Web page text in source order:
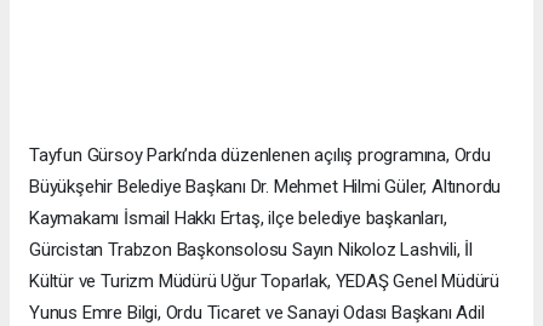
Tayfun Gürsoy Parkı’nda düzenlenen açılış programına, Ordu
Büyükşehir Belediye Başkanı Dr. Mehmet Hilmi Güler, Altınordu
Kaymakamı İsmail Hakkı Ertaş, ilçe belediye başkanları,
Gürcistan Trabzon Başkonsolosu Sayın Nikoloz Lashvili, İl
Kültür ve Turizm Müdürü Uğur Toparlak, YEDAŞ Genel Müdürü
Yunus Emre Bilgi, Ordu Ticaret ve Sanayi Odası Başkanı Adil